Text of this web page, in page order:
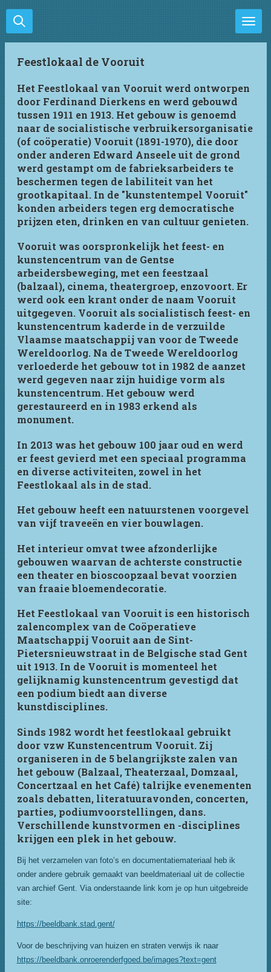
Ga
direct
naar
hoofdinhoud
Feestlokaal de Vooruit
Het Feestlokaal van Vooruit werd ontworpen
door Ferdinand Dierkens en werd gebouwd
tussen 1911 en 1913. Het gebouw is genoemd
naar de socialistische verbruikersorganisatie
(of coöperatie) Vooruit (1891-1970), die door
onder anderen Edward Anseele uit de grond
werd gestampt om de fabrieksarbeiders te
beschermen tegen de labiliteit van het
grootkapitaal. In de "kunstentempel Vooruit"
konden arbeiders tegen erg democratische
prijzen eten, drinken en van cultuur genieten.
Vooruit was oorspronkelijk het feest- en
kunstencentrum van de Gentse
arbeidersbeweging, met een feestzaal
(balzaal), cinema, theatergroep, enzovoort. Er
werd ook een krant onder de naam Vooruit
uitgegeven. Vooruit als socialistisch feest- en
kunstencentrum kaderde in de verzuilde
Vlaamse maatschappij van voor de Tweede
Wereldoorlog. Na de Tweede Wereldoorlog
verloederde het gebouw tot in 1982 de aanzet
werd gegeven naar zijn huidige vorm als
kunstencentrum. Het gebouw werd
gerestaureerd en in 1983 erkend als
monument.
In 2013 was het gebouw 100 jaar oud en werd
er feest gevierd met een speciaal programma
en diverse activiteiten, zowel in het
Feestlokaal als in de stad.
Het gebouw heeft een natuurstenen voorgevel
van vijf traveeën en vier bouwlagen.
Het interieur omvat twee afzonderlijke
gebouwen waarvan de achterste constructie
een theater en bioscoopzaal bevat voorzien
van fraaie bloemendecoratie.
Het Feestlokaal van Vooruit is een historisch
zalencomplex van de Coöperatieve
Maatschappij Vooruit aan de Sint-
Pietersnieuwstraat in de Belgische stad Gent
uit 1913. In de Vooruit is momenteel het
gelijknamig kunstencentrum gevestigd dat
een podium biedt aan diverse
kunstdisciplines.
Sinds 1982 wordt het feestlokaal gebruikt
door vzw Kunstencentrum Vooruit. Zij
organiseren in de 5 belangrijkste zalen van
het gebouw (Balzaal, Theaterzaal, Domzaal,
Concertzaal en het Café) talrijke evenementen
zoals debatten, literatuuravonden, concerten,
parties, podiumvoorstellingen, dans.
Verschillende kunstvormen en -disciplines
krijgen een plek in het gebouw.
Bij het verzamelen van foto’s en documentatiemateriaal heb ik
onder andere gebruik gemaakt van beeldmateriaal uit de collectie
van archief Gent. Via onderstaande link kom je op hun uitgebreide
site:
https://beeldbank.stad.gent/
Voor de beschrijving van huizen en straten verwijs ik naar
https://beeldbank.onroerenderfgoed.be/images?text=gent